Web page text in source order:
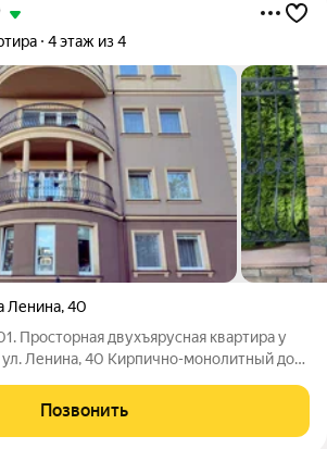
4 этаж из 4
Ленина,40
у
м. Продуманная планировка: три
Позвонить